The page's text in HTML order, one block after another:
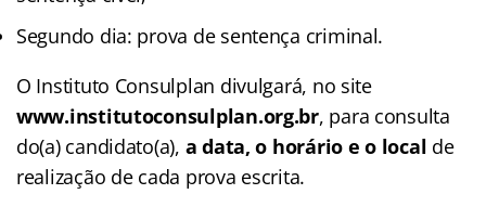
Segundo dia: prova de sentença criminal.
O Instituto Consulplan divulgará, no site
www.institutoconsulplan.org.br, para consulta
do(a) candidato(a), a data, o horário e o local de
realização de cada prova escrita.